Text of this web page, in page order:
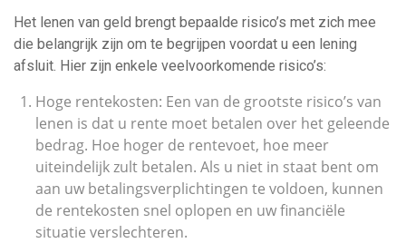
Het lenen van geld brengt bepaalde risico’s met zich mee
die belangrijk zijn om te begrijpen voordat u een lening
afsluit. Hier zijn enkele veelvoorkomende risico’s:
Hoge rentekosten: Een van de grootste risico’s van
lenen is dat u rente moet betalen over het geleende
bedrag. Hoe hoger de rentevoet, hoe meer
uiteindelijk zult betalen. Als u niet in staat bent om
aan uw betalingsverplichtingen te voldoen, kunnen
de rentekosten snel oplopen en uw financiële
situatie verslechteren.